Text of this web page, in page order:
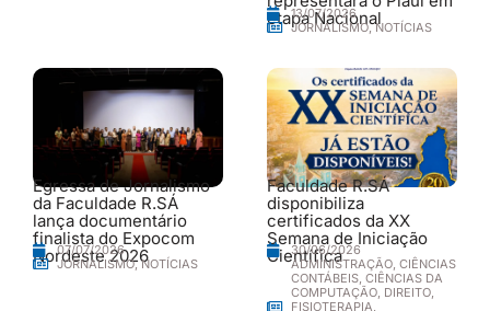
etapa Nacional
13/07/2026
JORNALISMO,NOTÍCIAS
Egressa de Jornalismo
da Faculdade R.SÁ
lança documentário
finalista do Expocom
Nordeste 2026
07/07/2026
JORNALISMO,NOTÍCIAS
Faculdade R.SÁ
disponibiliza
certificados da XX
Semana de Iniciação
Científica
30/06/2026
ADMINISTRAÇÃO, CIÊNCIAS
CONTÁBEIS, CIÊNCIAS DA
COMPUTAÇÃO, DIREITO,
FISIOTERAPIA,